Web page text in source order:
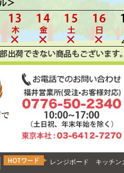
レンジボード キッチン